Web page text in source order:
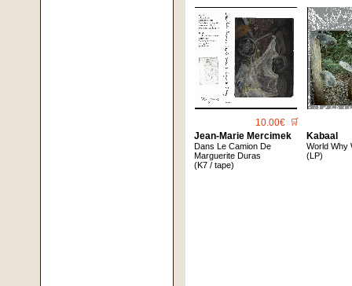
10.00€ 🛒
Jean-Marie Mercimek
Dans Le Camion De
Marguerite Duras
(K7 / tape)
Kabaal
World Why
(LP)